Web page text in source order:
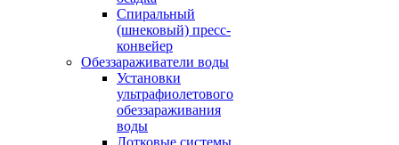
Спиральный
(шнековый) пресс-
конвейер
Обеззараживатели воды
Установки
ультрафиолетового
обеззараживания
воды
Лотковые системы